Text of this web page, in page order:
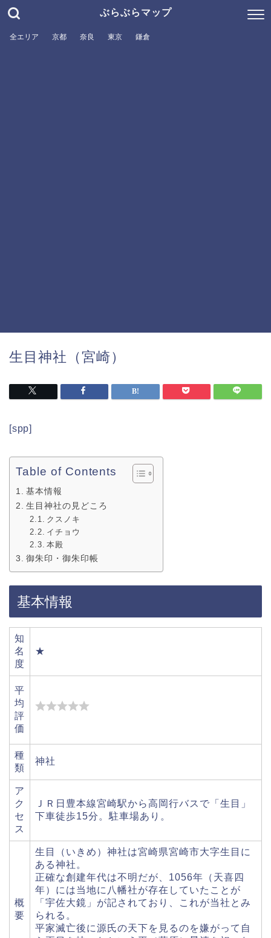
ぶらぶらマップ
全エリア 京都 奈良 東京 鎌倉
生目神社（宮崎）
[spp]
Table of Contents
基本情報
生目神社の見どころ
クスノキ
イチョウ
本殿
御朱印・御朱印帳
基本情報
知
名
度
★
平
均
評
価
種
類
神社
ア
ク
セ
ス
ＪＲ日豊本線宮崎駅から高岡行バスで「生目」
下車徒歩15分。駐車場あり。
概
要
生目（いきめ）神社は宮崎県宮崎市大字生目に
ある神社。
正確な創建年代は不明だが、1056年（天喜四
年）には当地に八幡社が存在していたことが
「宇佐大鏡」が記されており、これが当社とみ
られる。
平家滅亡後に源氏の天下を見るのを嫌がって自